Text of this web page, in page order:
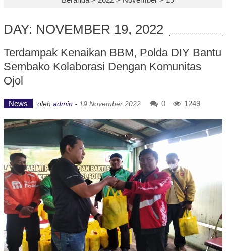
DAY: NOVEMBER 19, 2022
Terdampak Kenaikan BBM, Polda DIY Bantu
Sembako Kolaborasi Dengan Komunitas
Ojol
News oleh admin - 19 November 2022 0 1249